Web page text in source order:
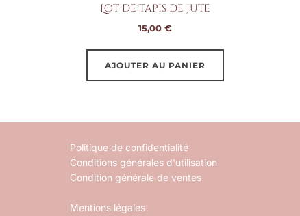
Lot de Tapis de Jute
15,00 €
AJOUTER AU PANIER
Politique de confidentialité
Conditions générales d'utilisation
Condition générale de ventes
Mentions légales